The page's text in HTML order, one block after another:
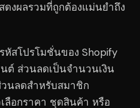
ดงผลรวมที่ถูกต้องแม่นยำถึง
สโปรโมชั่นของ Shopify
ต์ ส่วนลดเป็นจำนวนเงิน
นลดสำหรับสมาชิก
ลือกราคา ชุดสินค้า หรือ